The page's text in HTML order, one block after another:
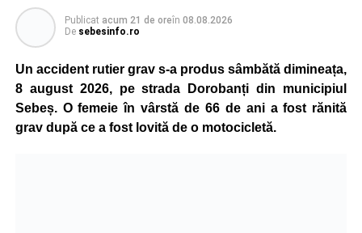
Publicat acum 21 de oreîn 08.08.2026
De sebesinfo.ro
Un accident rutier grav s-a produs sâmbătă dimineața,
8 august 2026, pe strada Dorobanți din municipiul
Sebeș. O femeie în vârstă de 66 de ani a fost rănită
grav după ce a fost lovită de o motocicletă.